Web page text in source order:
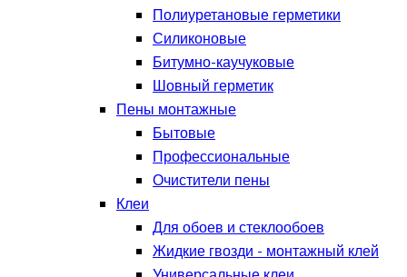
Полиуретановые герметики
Силиконовые
Битумно-каучуковые
Шовный герметик
Пены монтажные
Бытовые
Профессиональные
Очистители пены
Клеи
Для обоев и стеклообоев
Жидкие гвозди - монтажный клей